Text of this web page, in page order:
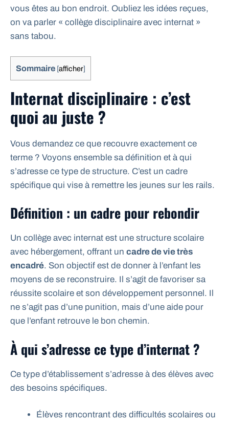
vous êtes au bon endroit. Oubliez les idées reçues,
on va parler « collège disciplinaire avec internat »
sans tabou.
Sommaire [afficher]
Internat disciplinaire : c’est
quoi au juste ?
Vous demandez ce que recouvre exactement ce
terme ? Voyons ensemble sa définition et à qui
s’adresse ce type de structure. C’est un cadre
spécifique qui vise à remettre les jeunes sur les rails.
Définition : un cadre pour rebondir
Un collège avec internat est une structure scolaire
avec hébergement, offrant un cadre de vie très
encadré. Son objectif est de donner à l’enfant les
moyens de se reconstruire. Il s’agit de favoriser sa
réussite scolaire et son développement personnel. Il
ne s’agit pas d’une punition, mais d’une aide pour
que l’enfant retrouve le bon chemin.
À qui s’adresse ce type d’internat ?
Ce type d’établissement s’adresse à des élèves avec
des besoins spécifiques.
Élèves rencontrant des difficultés scolaires ou